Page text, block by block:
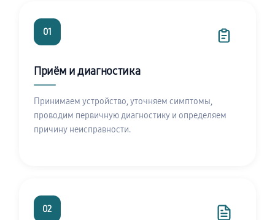
01
Приём и диагностика
Принимаем устройство, уточняем симптомы,
проводим первичную диагностику и определяем
причину неисправности.
02